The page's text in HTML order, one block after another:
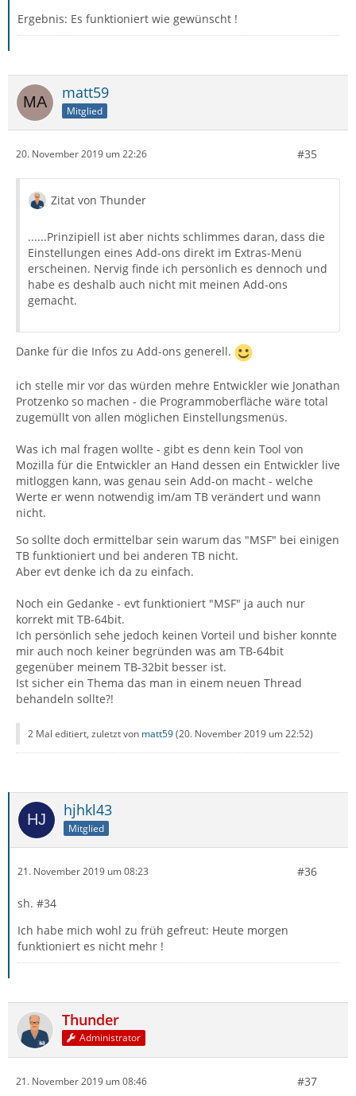
Ergebnis: Es funktioniert wie gewünscht !
matt59
Mitglied
20. November 2019 um 22:26 #35
Zitat von Thunder
......Prinzipiell ist aber nichts schlimmes daran, dass die
Einstellungen eines Add-ons direkt im Extras-Menü
erscheinen. Nervig finde ich persönlich es dennoch und
habe es deshalb auch nicht mit meinen Add-ons
gemacht.
Danke für die Infos zu Add-ons generell.
ich stelle mir vor das würden mehre Entwickler wie Jonathan
Protzenko so machen - die Programmoberfläche wäre total
zugemüllt von allen möglichen Einstellungsmenüs.
Was ich mal fragen wollte - gibt es denn kein Tool von
Mozilla für die Entwickler an Hand dessen ein Entwickler live
mitloggen kann, was genau sein Add-on macht - welche
Werte er wenn notwendig im/am TB verändert und wann
nicht.
So sollte doch ermittelbar sein warum das "MSF" bei einigen
TB funktioniert und bei anderen TB nicht.
Aber evt denke ich da zu einfach.
Noch ein Gedanke - evt funktioniert "MSF" ja auch nur
korrekt mit TB-64bit.
Ich persönlich sehe jedoch keinen Vorteil und bisher konnte
mir auch noch keiner begründen was am TB-64bit
gegenüber meinem TB-32bit besser ist.
Ist sicher ein Thema das man in einem neuen Thread
behandeln sollte?!
2 Mal editiert, zuletzt von matt59(20. November 2019 um 22:52)
hjhkl43
Mitglied
21. November 2019 um 08:23 #36
sh. #34
Ich habe mich wohl zu früh gefreut: Heute morgen
funktioniert es nicht mehr !
Thunder
Administrator
21. November 2019 um 08:46 #37